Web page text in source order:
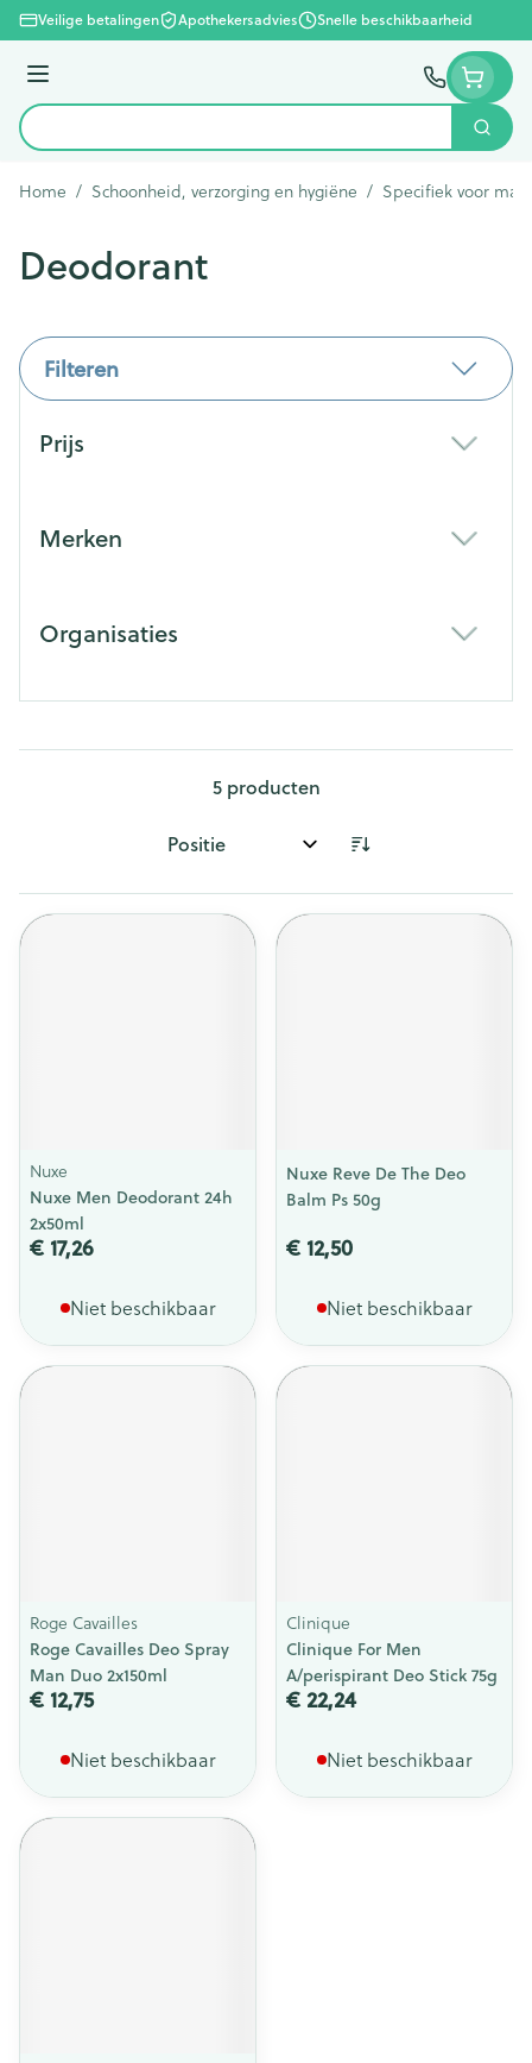
Ga naar de inhoud
Veilige betalingen Apothekersadvies Snelle beschikbaarheid
Menu
Product, merk, categorie... Zoek
Home / Schoonheid, verzorging en hygiëne / Specifiek voor
Deodorant
Filteren
Prijs
Merken
Organisaties
5producten
Sorteer op:
Nuxe
Nuxe Men Deodorant 24h
2x50ml
€ 17,26
Niet beschikbaar
Nuxe Reve De The Deo
Balm Ps 50g
€ 12,50
Niet beschikbaar
Roge Cavailles
Roge Cavailles Deo Spray
Man Duo 2x150ml
€ 12,75
Niet beschikbaar
Clinique
Clinique For Men
A/perispirant Deo Stick 75g
€ 22,24
Niet beschikbaar